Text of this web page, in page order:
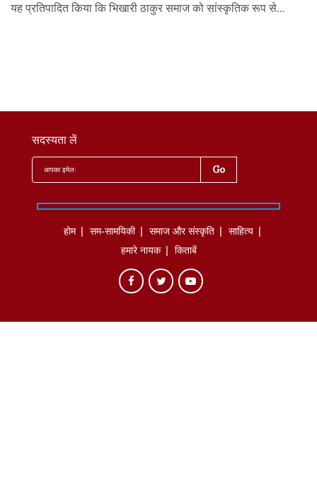
यह प्रतिपादित किया कि भिखारी ठाकुर समाज को सांस्कृतिक रूप से...
सदस्यता लें
होम सम-सामयिकी समाज और संस्कृति
साहित्‍य
हमारे नायक
किताबें